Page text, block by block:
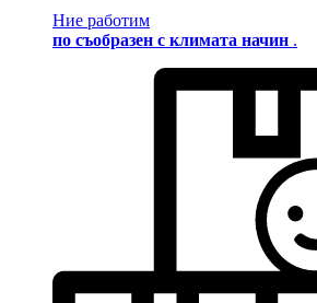
Ние работим
по съобразен с климата начин .